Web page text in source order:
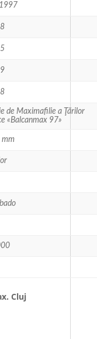
de Maximafilie a Ţărilor
«Balcanmax 97»
mm
Cluj